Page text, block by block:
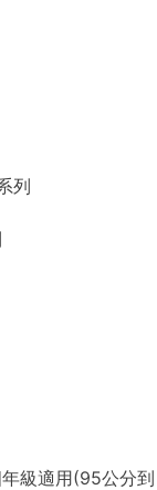
列
年級適用(95公分到